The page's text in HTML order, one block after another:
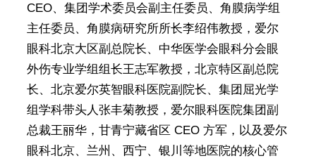
CEO、集团学术委员会副主任委员、角膜病学组
主任委员、角膜病研究所所长李绍伟教授，爱尔
眼科北京大区副总院长、中华医学会眼科分会眼
外伤专业学组组长王志军教授，北京特区副总院
长、北京爱尔英智眼科医院副院长、集团屈光学
组学科带头人张丰菊教授，爱尔眼科医院集团副
总裁王丽华，甘青宁藏省区 CEO 方军，以及爱尔
眼科北京、兰州、西宁、银川等地医院的核心管